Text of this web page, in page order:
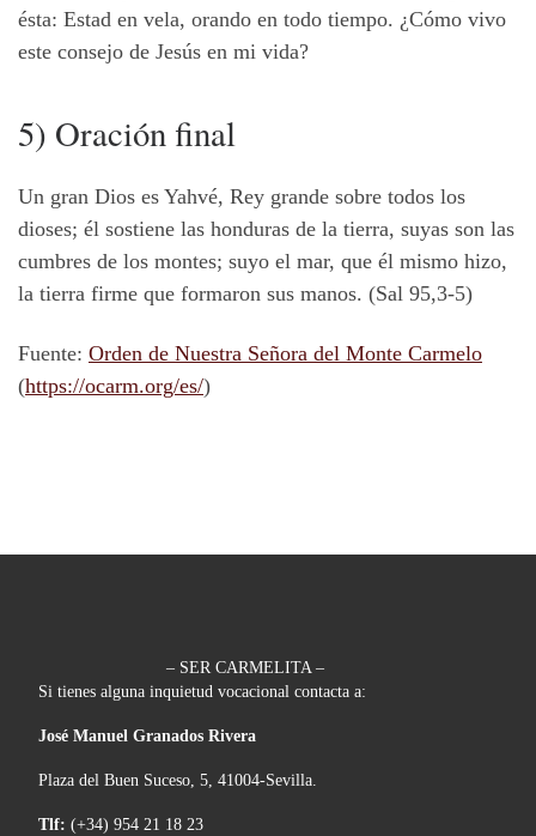
ésta: Estad en vela, orando en todo tiempo. ¿Cómo vivo
este consejo de Jesús en mi vida?
5) Oración final
Un gran Dios es Yahvé, Rey grande sobre todos los
dioses; él sostiene las honduras de la tierra, suyas son las
cumbres de los montes; suyo el mar, que él mismo hizo,
la tierra firme que formaron sus manos. (Sal 95,3-5)
Fuente: Orden de Nuestra Señora del Monte Carmelo
(https://ocarm.org/es/)
– SER CARMELITA –
Si tienes alguna inquietud vocacional contacta a:
José Manuel Granados Rivera
Plaza del Buen Suceso, 5, 41004-Sevilla.
Tlf: (+34) 954 21 18 23